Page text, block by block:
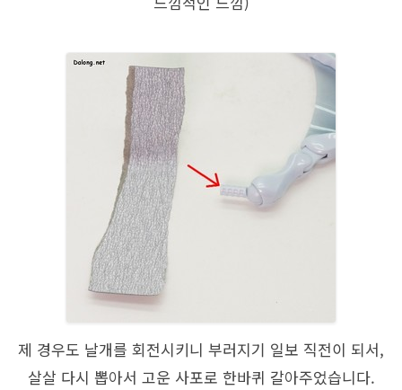
제 경우도 날개를 회전시키니 부러지기 일보 직전이 되서,
살살 다시 뽑아서 고운 사포로 한바퀴 갈아주었습니다.